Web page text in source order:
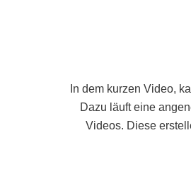
In dem kurzen Video,
Dazu läuft eine
Videos. Diese